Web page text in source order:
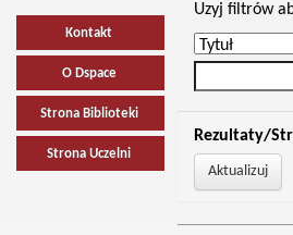
Kontakt
O Dspace
Strona Biblioteki
Strona Uczelni
Uzyj filtrów
Rezultaty/